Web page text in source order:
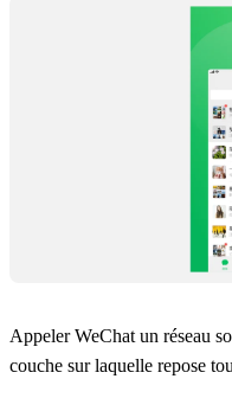
Appeler WeChat un réseau
couche sur laquelle repose